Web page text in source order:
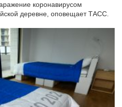
коронавирусом
деревне, оповещает ТАСС.